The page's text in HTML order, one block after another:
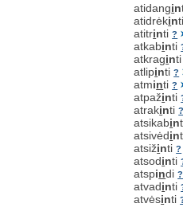
atidangin
atidrėkin
atitrinti?
atkabinti
atkragin
atlipinti?
atminti?
atpažinti
atrakinti?
atsikabin
atsivėdin
atsižinti?
atsodinti
atspindi?
atvadinti
atvėsinti